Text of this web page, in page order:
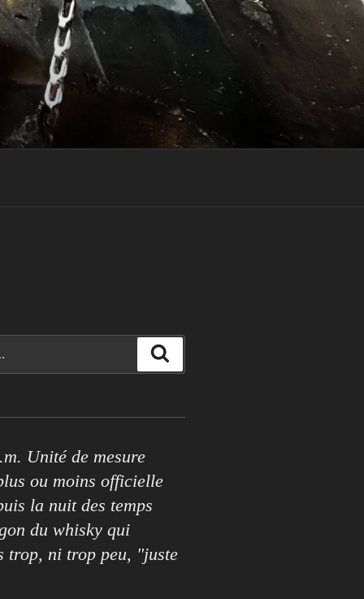
Unité de mesure
ou moins officielle
la nuit des temps
du whisky qui
trop, ni trop peu, "juste